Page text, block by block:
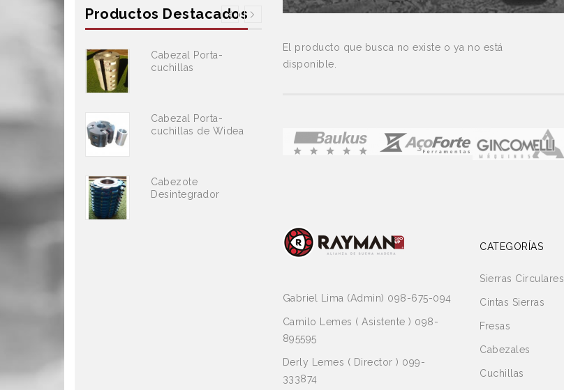
Productos Destacados
Cabezal Porta-
cuchillas
Cabezal Porta-
cuchillas de Widea
Cabezote
Desintegrador
Pastillas Diente MD
p/madera ( Carimbo )
Plaquimbre
El producto que busca no existe o ya no está
disponible.
Gabriel Lima (Admin) 098-675-094
Camilo Lemes ( Asistente ) 098-
895595
Derly Lemes ( Director ) 099-
333874
CATEGORÍAS
Sierras Circulares
Cintas Sierras
Fresas
Cabezales
Cuchillas